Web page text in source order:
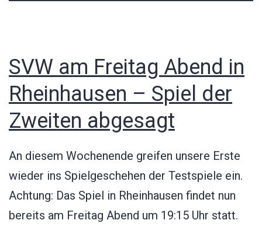
SVW am Freitag Abend in
Rheinhausen – Spiel der
Zweiten abgesagt
An diesem Wochenende greifen unsere Erste
wieder ins Spielgeschehen der Testspiele ein.
Achtung: Das Spiel in Rheinhausen findet nun
bereits am Freitag Abend um 19:15 Uhr statt.